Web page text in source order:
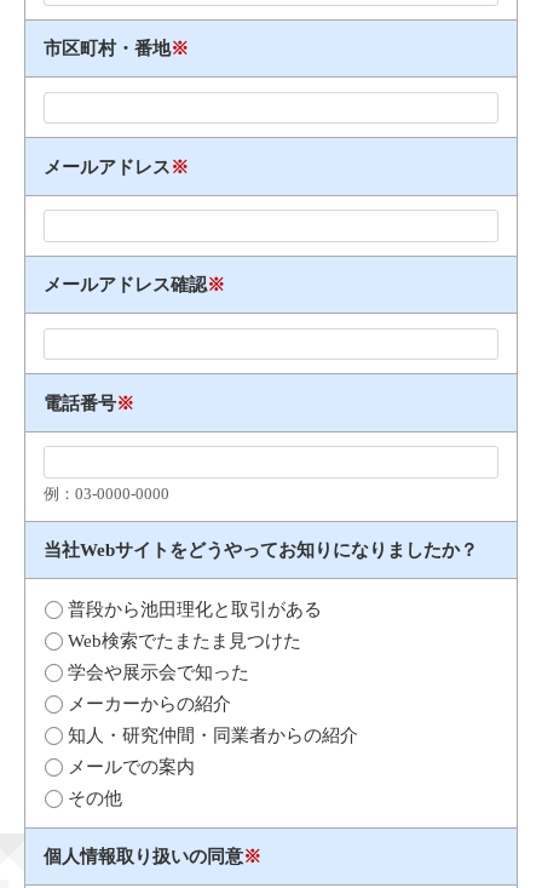
市区町村・番地※
メールアドレス※
メールアドレス確認※
電話番号※
例：03​-​0000​-​0000
当社Webサイトをどうやってお知りになりましたか？
普段から池田理化と取引がある
Web検索でたまたま見つけた
学会や展示会で知った
メーカーからの紹介
知人・研究仲間・同業者からの紹介
メールでの案内
その他
個人情報取り扱いの同意※